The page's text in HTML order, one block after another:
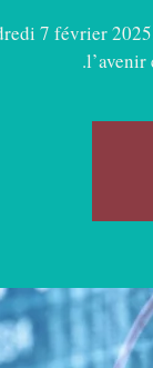
7 février
l’avenir